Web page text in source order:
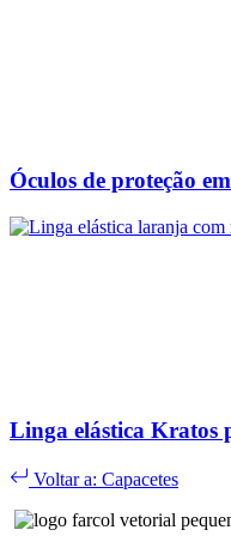
Óculos de proteção
Linga elástica Kratos
Voltar a: Capacetes